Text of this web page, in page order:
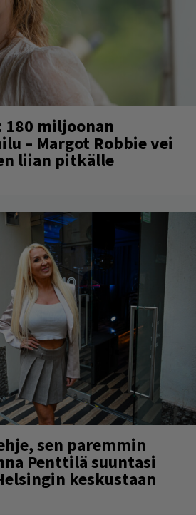
miljoonan
– Margot Robbie vei
liian pitkälle
sen paremmin
Penttilä suuntasi
keskustaan